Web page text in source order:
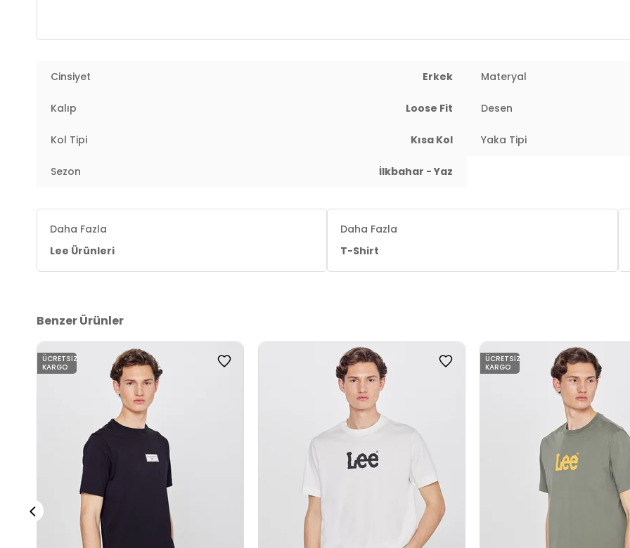
Yaş Grubu:
Menşei:
Cinsiyet Erkek Materyal
Kalıp Loose Fit Desen
Kol Tipi Kısa Kol Yaka Tipi
Sezon İlkbahar - Yaz
Daha Fazla
Lee Ürünleri
Daha Fazla
T-Shirt
Benzer Ürünler
ÜCRETSIZ
KARGO
ÜCRETSIZ
KARGO